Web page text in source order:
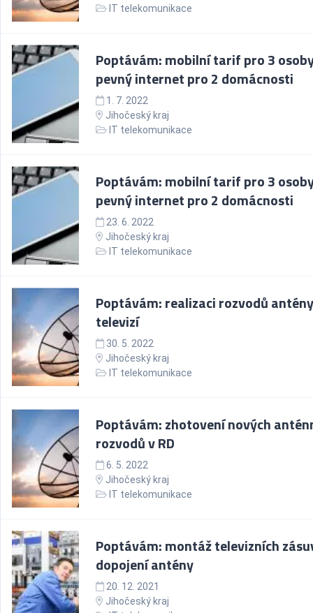
IT telekomunikace
Poptávám: mobilní tarif pro 3
pevný internet pro 2 domácnosti
1. 7. 2022
Jihočeský kraj
IT telekomunikace
Poptávám: mobilní tarif pro 3
pevný internet pro 2 domácnosti
23. 6. 2022
Jihočeský kraj
IT telekomunikace
Poptávám: realizaci rozvodů
televizí
30. 5. 2022
Jihočeský kraj
IT telekomunikace
Poptávám: zhotovení nových
rozvodů v RD
6. 5. 2022
Jihočeský kraj
IT telekomunikace
Poptávám: montáž televizních
dopojení antény
20. 12. 2021
Jihočeský kraj